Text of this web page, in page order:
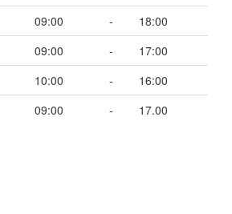
09:00 -
18:00
09:00 -
17:00
10:00 -
16:00
09:00 - 17.00